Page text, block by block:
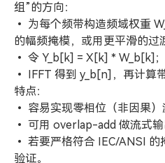
组”的方向：
• 为每个频带构造频域权重
的幅频掩模，或用更平滑的过
• 令 Y_b[k] = X[k] * W_b[k]；
• IFFT 得到 y_b[n]，再计算
特点：
• 容易实现零相位（非因果）
• 可用 overlap-add 做流式
• 若要严格符合 IEC/ANSI 的
验证。